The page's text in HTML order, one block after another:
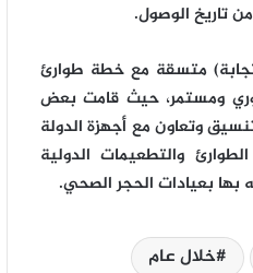
تاريخ الوصول.
متسقة مع خطة طوارئ
دوري ومستمر، حيث قامت بعض
وتعاون مع أجهزة الدولة
والتطعيمات الدولية
بها بعيادات الحجر الصحي.
خلال عام